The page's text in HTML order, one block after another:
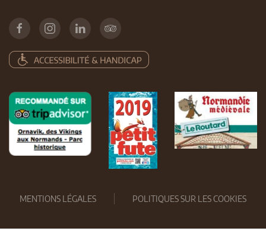
MENTIONS LÉGALES POLITIQUES SUR LES COOKIES